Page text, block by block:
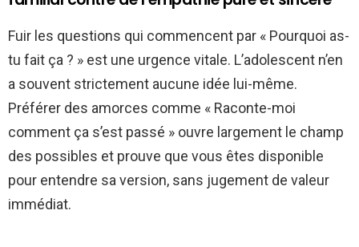
Fuir les questions qui commencent par « Pourquoi as-
tu fait ça ? » est une urgence vitale. L’adolescent n’en
a souvent strictement aucune idée lui-même.
Préférer des amorces comme « Raconte-moi
comment ça s’est passé » ouvre largement le champ
des possibles et prouve que vous êtes disponible
pour entendre sa version, sans jugement de valeur
immédiat.